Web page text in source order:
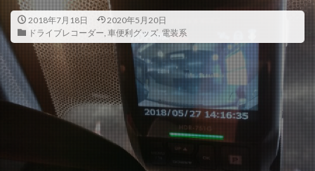
2018年7月18日
2020年5月20日
ドライブレコーダー, 車便利グッズ, 電装系